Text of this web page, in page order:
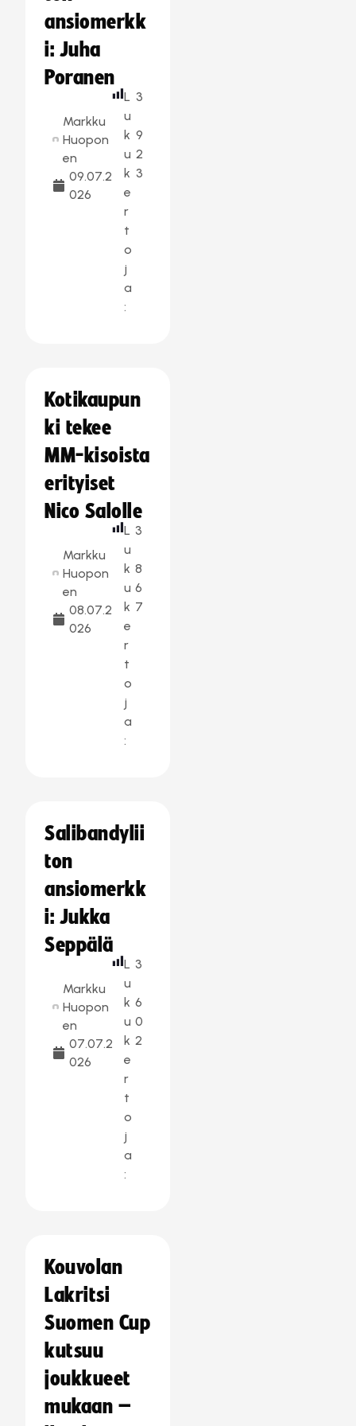
ansiomerkk
i: Juha
Poranen
Markku
Huopon
en
09.07.2
026
L
u
k
u
k
e
r
t
o
j
a
:
3
9
2
3
Kotikaupun
ki tekee
MM-kisoista
erityiset
Nico Salolle
Markku
Huopon
en
08.07.2
026
L
u
k
u
k
e
r
t
o
j
a
:
3
8
6
7
Salibandylii
ton
ansiomerkk
i: Jukka
Seppälä
Markku
Huopon
en
07.07.2
026
L
u
k
u
k
e
r
t
o
j
a
:
3
6
0
2
Kouvolan
Lakritsi
Suomen Cup
kutsuu
joukkueet
mukaan –